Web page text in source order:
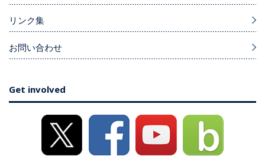
リンク集
お問い合わせ
Get involved